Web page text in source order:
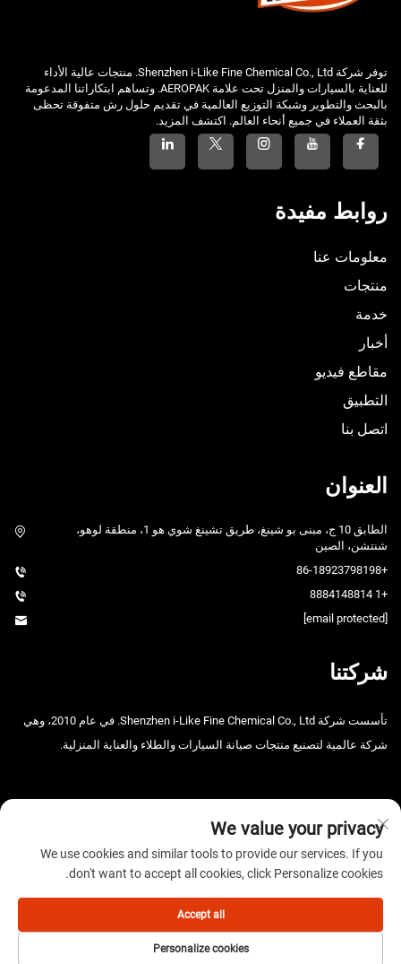
توفر شركة Shenzhen i-Like Fine Chemical Co., Ltd. منتجات عالية الأداء
للعناية بالسيارات والمنزل تحت علامة AEROPAK. وتساهم ابتكاراتنا المدعومة
بالبحث والتطوير وشبكة التوزيع العالمية في تقديم حلول رش متفوقة تحظى
بثقة العملاء في جميع أنحاء العالم. اكتشف المزيد.
روابط مفيدة
معلومات عنا
منتجات
خدمة
أخبار
مقاطع فيديو
التطبيق
اتصل بنا
العنوان
الطابق 10 ج، مبنى بو شينغ، طريق تشينغ شوي هو 1، منطقة لوهو،
شنتشن، الصين
+86-18923798198
+1 8884148814
شركتنا
تأسست شركة Shenzhen i-Like Fine Chemical Co., Ltd. في عام 2010، وهي
شركة عالمية لتصنيع منتجات صيانة السيارات والطلاء والعناية المنزلية.
حقوق الطبع والنشر © 2025 شركة شنتشن آي-لايك للصناعات الكيميائية
We value your privacy
We use cookies and similar tools to provide our services. If you
don't want to accept all cookies, click Personalize cookies.
Personalize cookies
Accept all